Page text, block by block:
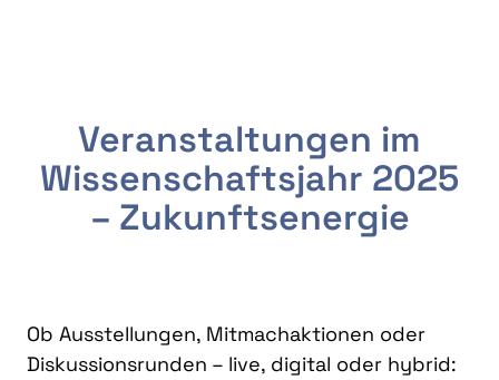
Veranstaltungen im
Wissenschaftsjahr 2025
– Zukunftsenergie
Ob Ausstellungen, Mitmachaktionen oder
Diskussionsrunden – live, digital oder hybrid: